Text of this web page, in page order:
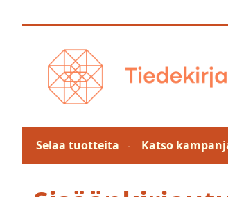
to
Selaa tuotteita Katso